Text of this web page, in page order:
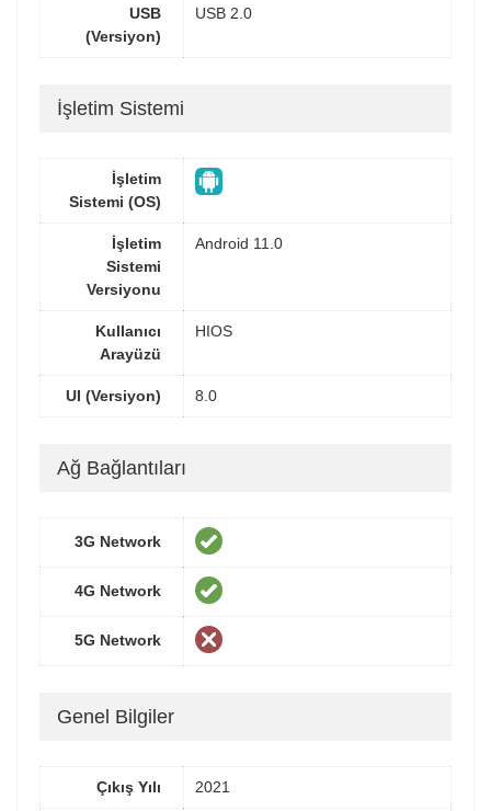
USB
(Versiyon)
USB 2.0
İşletim Sistemi
İşletim
Sistemi (OS)
İşletim
Sistemi
Versiyonu
Android 11.0
Kullanıcı
Arayüzü
HIOS
UI (Versiyon) 8.0
Ağ Bağlantıları
3G Network
4G Network
5G Network
Genel Bilgiler
Çıkış Yılı 2021